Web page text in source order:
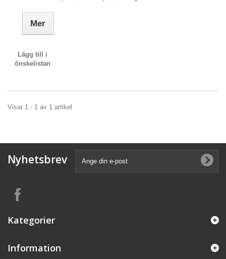
Mer
Lägg till i
önskelistan
Visar 1 - 1 av 1 artikel
Nyhetsbrev
Kategorier
Information